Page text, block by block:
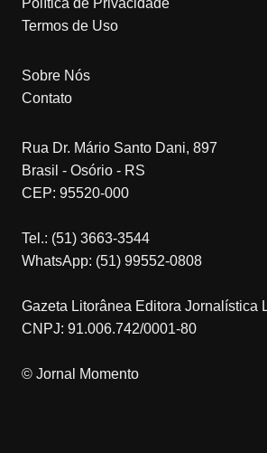
Política de Privacidade
Termos de Uso
Sobre Nós
Contato
Rua Dr. Mário Santo Dani, 897
Brasil - Osório - RS
CEP: 95520-000
Tel.: (51) 3663-3544
WhatsApp: (51) 99552-0808
Gazeta Litorânea Editora Jornalística
CNPJ: 91.006.742/0001-80
© Jornal Momento